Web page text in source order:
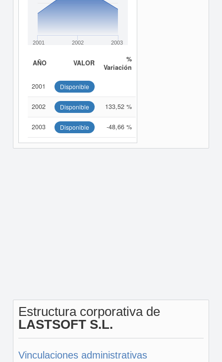
2001 2002 2003
AÑO VALOR
%
Variación
2001 Disponible
2002 Disponible 133,52 %
2003 Disponible -48,66 %
Estructura corporativa de
LASTSOFT S.L.
Vinculaciones administrativas